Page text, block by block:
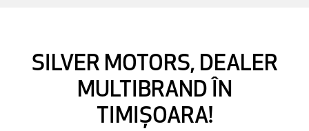
SILVER MOTORS, DEALER
MULTIBRAND ÎN
TIMIȘOARA!